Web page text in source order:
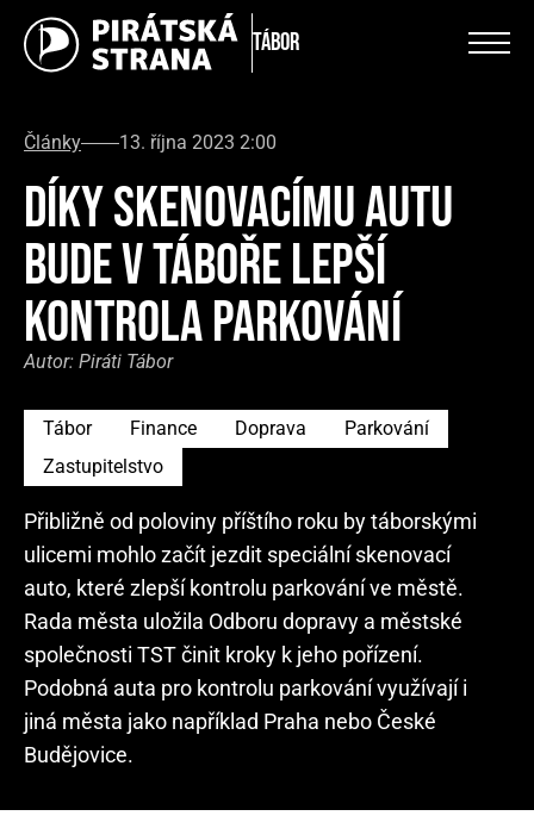
Tábor
Články 13. října 2023 2:00
DÍKY SKENOVACÍMU AUTU
BUDE V TÁBOŘE LEPŠÍ
KONTROLA PARKOVÁNÍ
Autor: Piráti Tábor
Tábor Finance Doprava
Parkování
Zastupitelstvo
Přibližně od poloviny příštího roku by táborskými
ulicemi mohlo začít jezdit speciální skenovací
auto, které zlepší kontrolu parkování ve městě.
Rada města uložila Odboru dopravy a městské
společnosti TST činit kroky k jeho pořízení.
Podobná auta pro kontrolu parkování využívají i
jiná města jako například Praha nebo České
Budějovice.